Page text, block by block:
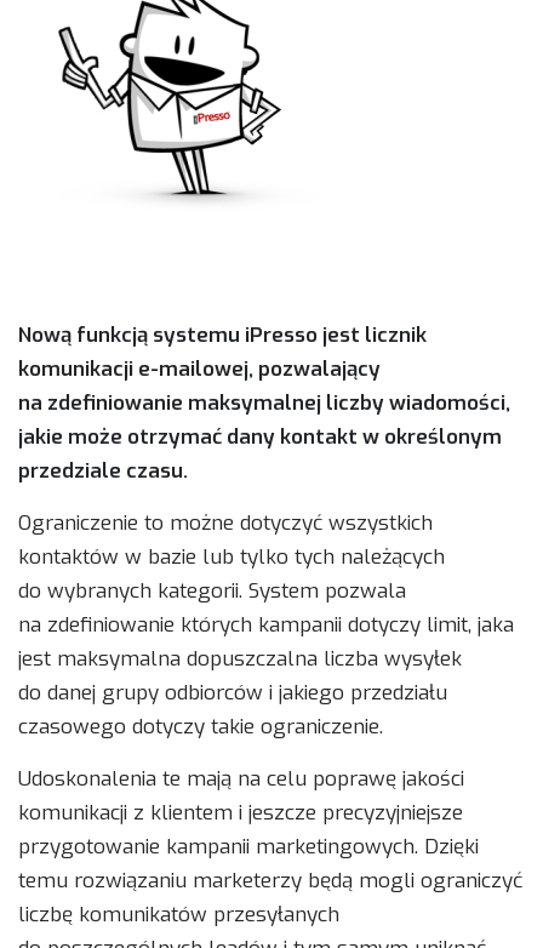
Nową funkcją systemu iPresso jest licznik
komunikacji e-mailowej, pozwalający
na zdefiniowanie maksymalnej liczby wiadomości,
jakie może otrzymać dany kontakt w określonym
przedziale czasu.
Ograniczenie to możne dotyczyć wszystkich
kontaktów w bazie lub tylko tych należących
do wybranych kategorii. System pozwala
na zdefiniowanie których kampanii dotyczy limit, jaka
jest maksymalna dopuszczalna liczba wysyłek
do danej grupy odbiorców i jakiego przedziału
czasowego dotyczy takie ograniczenie.
Udoskonalenia te mają na celu poprawę jakości
komunikacji z klientem i jeszcze precyzyjniejsze
przygotowanie kampanii marketingowych. Dzięki
temu rozwiązaniu marketerzy będą mogli ograniczyć
liczbę komunikatów przesyłanych